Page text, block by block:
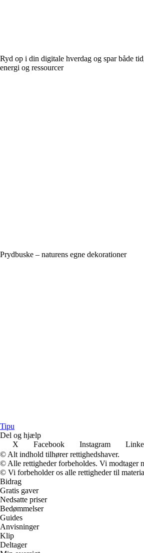
Ryd op i din digitale hverdag og spar både
energi og ressourcer
Prydbuske – naturens egne dekorationer
Tipu
Del og hjælp
X
Facebook Instagram
© Alt indhold tilhører rettighedshaver.
© Alle rettigheder forbeholdes. Vi modtager
© Vi forbeholder os alle rettigheder til
Bidrag
Gratis gaver
Nedsatte priser
Bedømmelser
Guides
Anvisninger
Klip
Deltager